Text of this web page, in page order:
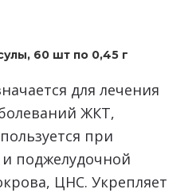
60 шт по 0,45 г
для лечения
ЖКТ,
при
поджелудочной
ЦНС. Укрепляет